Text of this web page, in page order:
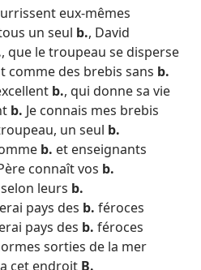
eux-​mêmes
un seul b., David
, que le troupeau se disperse
comme des brebis sans b.
b., qui donne sa vie
b. Je connais mes brebis
un seul b.
b. et enseignants
connaît vos b.
leurs b.
pays des b. féroces
pays des b. féroces
sorties de la mer
cet endroit B.